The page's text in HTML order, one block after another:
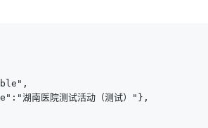
南医院测试活动（测试）"},